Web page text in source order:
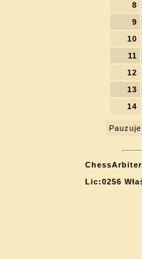
8
9
10
11
12
13
14
Lic:0256